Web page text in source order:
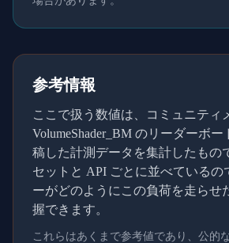
参考情報
ここで扱う数値は、コミュニティ
VolumeShader_BM のリーダーボ
稿した計測データを集計したもの
セットと API ごとに並べているの
ーがどのようにこの負荷を走らせ
握できます。
これらはあくまで参考値であり、公的